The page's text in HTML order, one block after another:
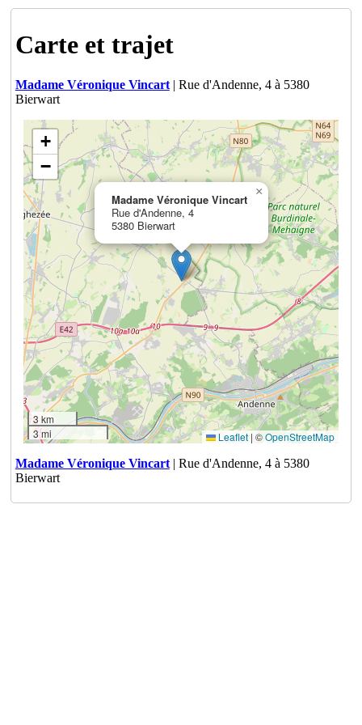
Carte et trajet
Madame Véronique Vincart| Rue d'Andenne, 4 à 5380
Bierwart
Madame Véronique Vincart
Rue d'Andenne, 4
5380 Bierwart
×
+
−
3 km
3 mi
Leaflet | ©OpenStreetMap
Madame Véronique Vincart| Rue d'Andenne, 4 à 5380
Bierwart